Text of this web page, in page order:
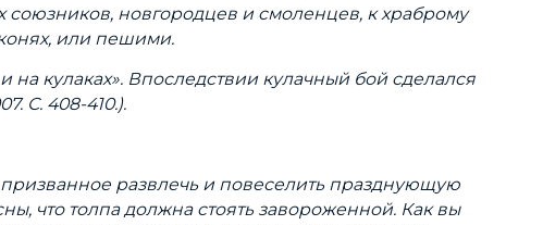
новгородцев и смоленцев, к храброму
или пешими.
кулаках». Впоследствии кулачный бой сделался
С. 408-410.).
призванное развлечь и повеселить празднующую
что толпа должна стоять завороженной. Как вы